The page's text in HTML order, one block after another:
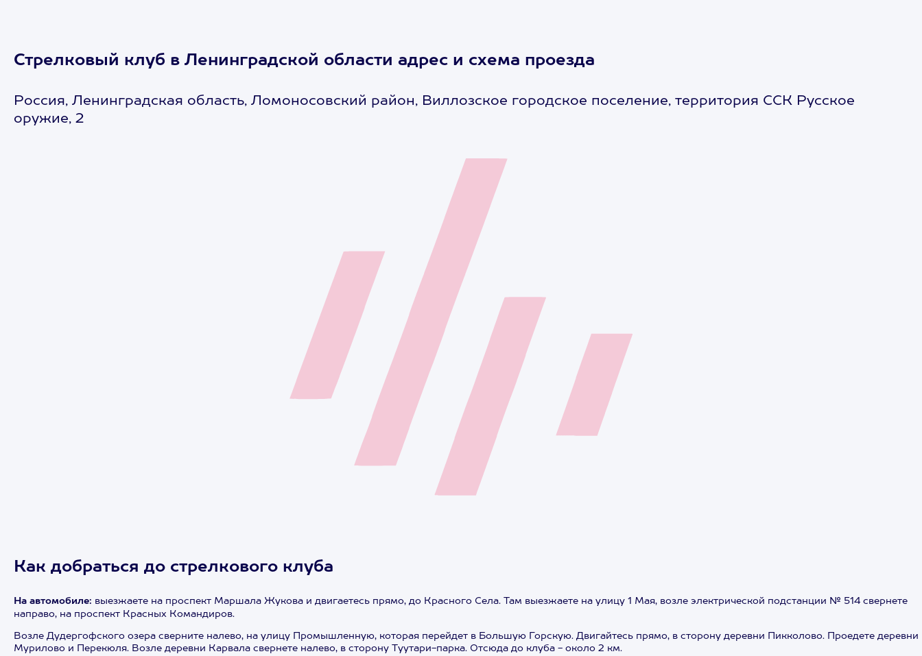
Стрелковый клуб в Ленинградской области адрес и схема проезда
Россия, Ленинградская область, Ломоносовский район, Виллозское городское поселение, территория ССК Русское
оружие, 2
Как добраться до стрелкового клуба
На автомобиле: выезжаете на проспект Маршала Жукова и двигаетесь прямо, до Красного Села. Там выезжаете на улицу 1 Мая, возле электрической подстанции № 514 свернете
направо, на проспект Красных Командиров.
Возле Дудергофского озера сверните налево, на улицу Промышленную, которая перейдет в Большую Горскую. Двигайтесь прямо, в сторону деревни Пикколово. Проедете деревни
Мурилово и Перекюля. Возле деревни Карвала свернете налево, в сторону Туутари-парка. Отсюда до клуба - около 2 км.